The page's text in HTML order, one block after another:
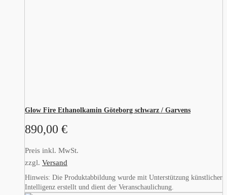
Glow Fire Ethanolkamin Göteborg schwarz / Garvens
890,00 €
Preis inkl. MwSt.
zzgl. Versand
Hinweis: Die Produktabbildung wurde mit Unterstützung künstlicher
Intelligenz erstellt und dient der Veranschaulichung.